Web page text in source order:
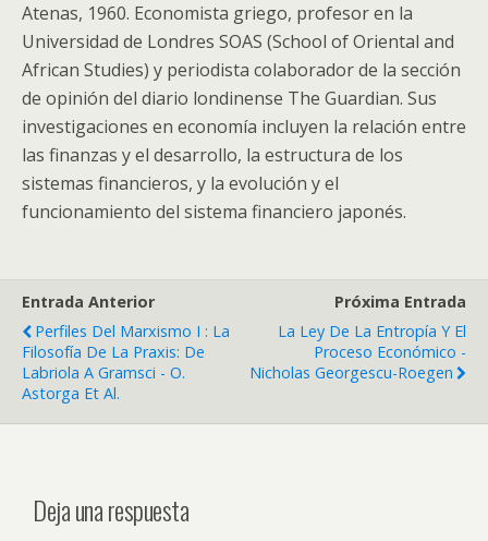
Atenas, 1960. Economista griego, profesor en la
Universidad de Londres SOAS (School of Oriental and
African Studies) y periodista colaborador de la sección
de opinión del diario londinense The Guardian. Sus
investigaciones en economía incluyen la relación entre
las finanzas y el desarrollo, la estructura de los
sistemas financieros, y la evolución y el
funcionamiento del sistema financiero japonés.
Entrada Anterior
Perfiles Del Marxismo I : La
Filosofía De La Praxis: De
Labriola A Gramsci - O.
Astorga Et Al.
Próxima Entrada
La Ley De La Entropía Y El
Proceso Económico -
Nicholas Georgescu-Roegen
Deja una respuesta